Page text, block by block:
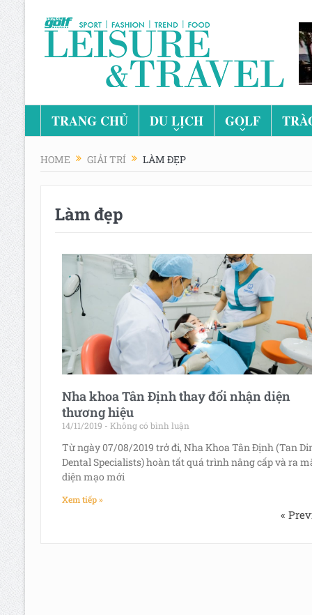
TRANG CHỦ DU LỊCH GOLF
HOME GIẢI TRÍ LÀM ĐẸP
Làm đẹp
Nha khoa Tân Định thay đổi nhận diện
thương hiệu
14/11/2019 Không có bình luận
Từ ngày 07/08/2019 trở đi, Nha Khoa Tân Định (Tan
Dental Specialists) hoàn tất quá trình nâng cấp và ra
diện mạo mới
Xem tiếp »
«